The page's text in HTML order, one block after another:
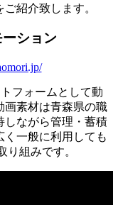
紹介致します。
ション
フォームとして動
画素材は青森県の職
しながら管理・蓄積
く一般に利用しても
り組みです。